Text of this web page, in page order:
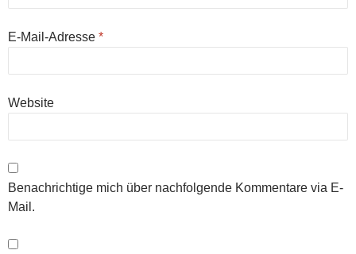
E-Mail-Adresse *
Website
Benachrichtige mich über nachfolgende Kommentare via E-
Mail.